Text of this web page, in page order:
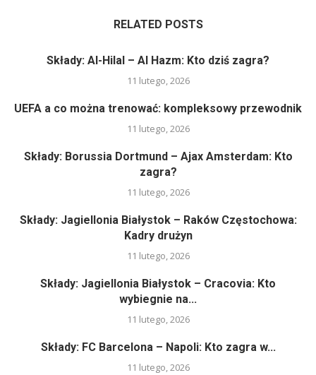
RELATED POSTS
Składy: Al-Hilal – Al Hazm: Kto dziś zagra?
11 lutego, 2026
UEFA a co można trenować: kompleksowy przewodnik
11 lutego, 2026
Składy: Borussia Dortmund – Ajax Amsterdam: Kto
zagra?
11 lutego, 2026
Składy: Jagiellonia Białystok – Raków Częstochowa:
Kadry drużyn
11 lutego, 2026
Składy: Jagiellonia Białystok – Cracovia: Kto
wybiegnie na...
11 lutego, 2026
Składy: FC Barcelona – Napoli: Kto zagra w...
11 lutego, 2026